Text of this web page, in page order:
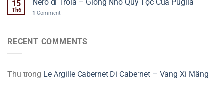
15
Th6
Nero di Troia – Giống Nho Quý Tộc Của Puglia
1 Comment
RECENT COMMENTS
Thu trong Le Argille Cabernet Di Cabernet – Vang Xi Măng